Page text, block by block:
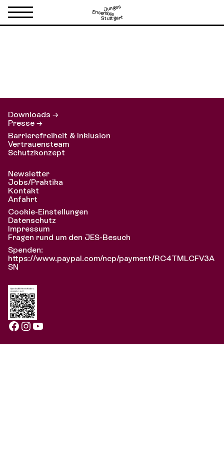
Junges
Ensemble
Stuttgart
Downloads →
Presse →
Barrierefreiheit & Inklusion
Vertrauensteam
Schutzkonzept
Newsletter
Jobs/Praktika
Kontakt
Anfahrt
Cookie-Einstellungen
Datenschutz
Impressum
Fragen rund um den JES-Besuch
Spenden:
https://www.paypal.com/ncp/payment/RC4TMLCFV3A
SN
FacebookInstagramYouTube